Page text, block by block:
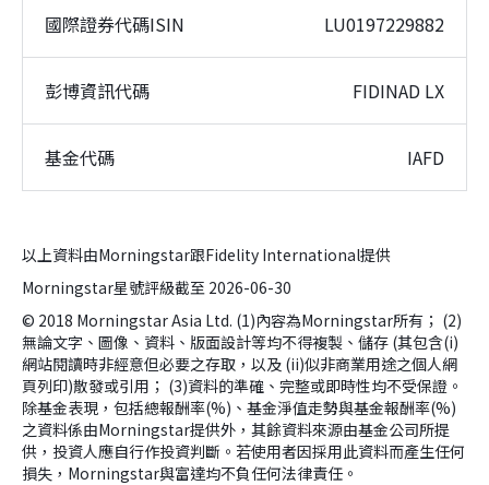
國際證券代碼ISIN LU0197229882
彭博資訊代碼 FIDINAD LX
基金代碼 IAFD
以上資料由Morningstar跟Fidelity International提供
Morningstar星號評級截至 2026-06-30
© 2018 Morningstar Asia Ltd. (1)內容為Morningstar所有； (2)
無論文字、圖像、資料、版面設計等均不得複製、儲存 (其包含(i)
網站閱讀時非經意但必要之存取，以及 (ii)似非商業用途之個人網
頁列印)散發或引用； (3)資料的準確、完整或即時性均不受保證。
除基金表現，包括總報酬率(%)、基金淨值走勢與基金報酬率(%)
之資料係由Morningstar提供外，其餘資料來源由基金公司所提
供，投資人應自行作投資判斷。若使用者因採用此資料而產生任何
損失，Morningstar與富達均不負任何法律責任。